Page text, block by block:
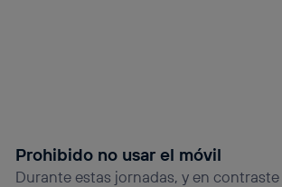
Prohibido no usar el móvil
Durante estas jornadas, y en